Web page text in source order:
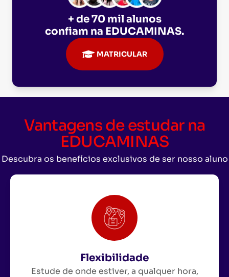
+ de 70 mil alunos
confiam na EDUCAMINAS.
MATRICULAR
Vantagens de estudar na
EDUCAMINAS
Descubra os benefícios exclusivos de ser nosso aluno
Flexibilidade
Estude de onde estiver, a qualquer hora,